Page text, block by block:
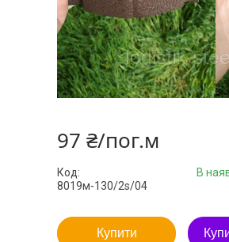
97 ₴/пог.м
В
Код:
8019м-130/2s/04
Купити